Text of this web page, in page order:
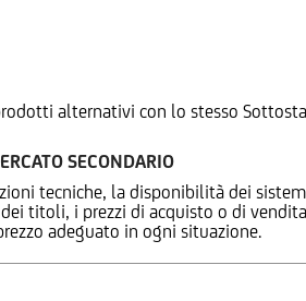
alternativi con lo stesso
SECONDARIO
tecniche, la disponibilità dei
titoli, i prezzi di acquisto o di
adeguato in ogni situazione.